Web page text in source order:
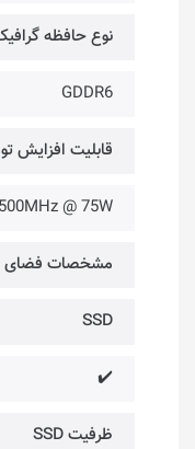
نوع حافظه
GDDR6
قابلیت افزایش
@ 75W
مشخصات فضای
SSD
✔️
ظرفیت SSD